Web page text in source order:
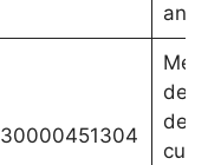
30000451304
del 2
de